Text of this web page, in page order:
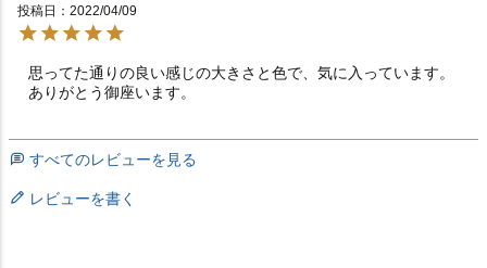
投稿日
2022/04/09
思ってた通りの良い感じの大きさと色で、気に入っています。
ありがとう御座います。
すべてのレビューを見る
レビューを書く